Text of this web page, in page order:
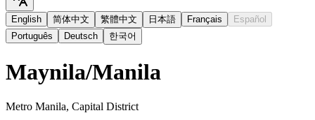
English 简体中文 繁體中文 日本語 Français
Español
Português
Deutsch 한국어
Maynila/Manila
Metro Manila, Capital District